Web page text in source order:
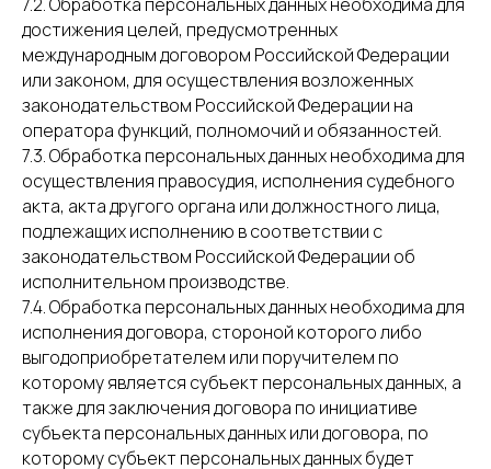
достижения целей, предусмотренных
международным договором Российской Федерации
или законом, для осуществления возложенных
законодательством Российской Федерации на
оператора функций, полномочий и обязанностей.
7.3. Обработка персональных данных необходима для
осуществления правосудия, исполнения судебного
акта, акта другого органа или должностного лица,
подлежащих исполнению в соответствии с
законодательством Российской Федерации об
исполнительном производстве.
7.4. Обработка персональных данных необходима для
исполнения договора, стороной которого либо
выгодоприобретателем или поручителем по
которому является субъект персональных данных, а
также для заключения договора по инициативе
субъекта персональных данных или договора, по
которому субъект персональных данных будет